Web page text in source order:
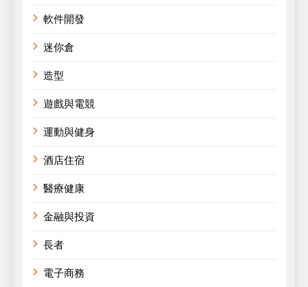
軟件開發
迷你倉
造型
遊戲與電競
運動與健身
酒店住宿
醫療健康
金融與投資
長者
電子商務